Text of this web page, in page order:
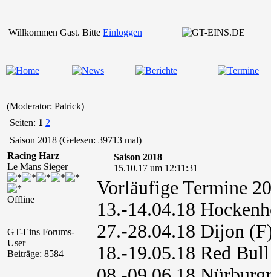
Willkommen Gast. Bitte Einloggen
(Moderator: Patrick)
Seiten: 1 2
Saison 2018 (Gelesen: 39713 mal)
Racing Harz
Le Mans Sieger
Offline
GT-Eins Forums-
User
Beiträge: 8584
Saison 2018
15.10.17 um 12:11:31
Vorläufige Termine
13.-14.04.18
27.-28.04.18 Dijon
18.-19.05.18 Red